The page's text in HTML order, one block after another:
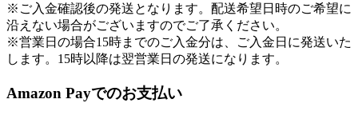
※ご入金確認後の発送となります。配送希望日時のご希望に
沿えない場合がございますのでご了承ください。
※営業日の場合15時までのご入金分は、ご入金日に発送いた
します。15時以降は翌営業日の発送になります。
Amazon Payでのお支払い